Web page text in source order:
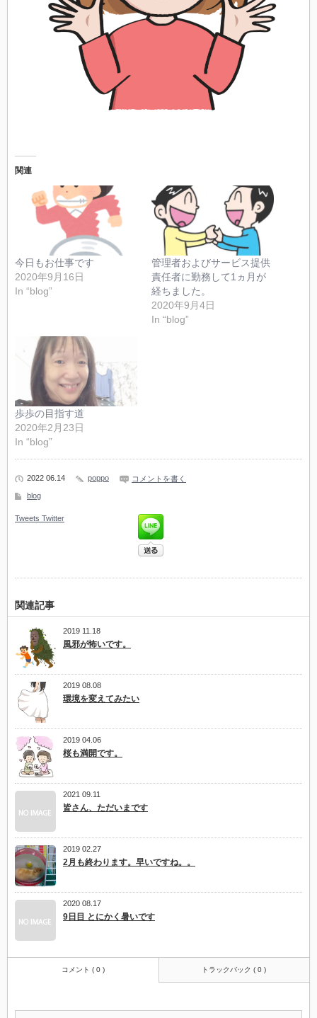
関連
今日もお仕事です
2020年9月16日
In “blog”
管理者およびサービス提供
責任者に勤務して1ヵ月が
経ちました。
2020年9月4日
In “blog”
歩歩の目指す道
2020年2月23日
In “blog”
2022 06.14 poppo
コメントを書く
blog
Tweets Twitter
関連記事
2019 11.18
風邪が怖いです。
2019 08.08
環境を変えてみたい
2019 04.06
桜も満開です。
2021 09.11
皆さん、ただいまです
2019 02.27
2月も終わります。早いですね。。
2020 08.17
9日目 とにかく暑いです
コメント ( 0 ) トラックバック ( 0 )